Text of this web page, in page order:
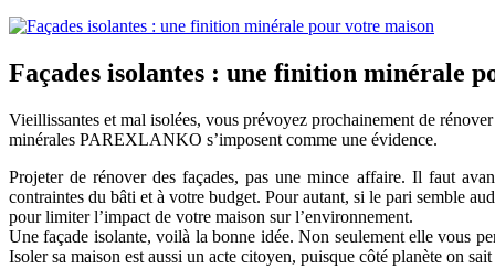
Façades isolantes : une finition minérale
Vieillissantes et mal isolées, vous prévoyez prochainement de
minérales PAREXLANKO s’imposent comme une évidence.
Projeter de rénover des façades, pas une mince affaire. Il faut
contraintes du bâti et à votre budget. Pour autant, si le pari semble
pour limiter l’impact de votre maison sur l’environnement.
Une façade isolante, voilà la bonne idée. Non seulement elle vous
Isoler sa maison est aussi un acte citoyen, puisque côté planète on